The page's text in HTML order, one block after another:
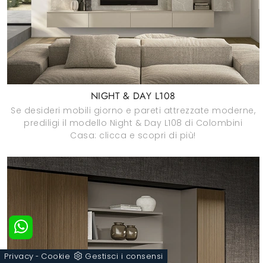
NIGHT & DAY L108
Se desideri mobili giorno e pareti attrezzate moderne,
prediligi il modello Night & Day L108 di Colombini
Casa: clicca e scopri di più!
Privacy - Cookie Gestisci i consensi